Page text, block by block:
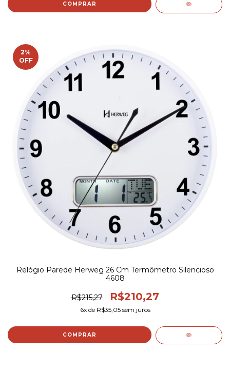
COMPRAR
2%
OFF
Relógio Parede Herweg 26 Cm Termômetro Silencioso
4608
R$215,27 R$210,27
6x de R$35,05sem juros
COMPRAR